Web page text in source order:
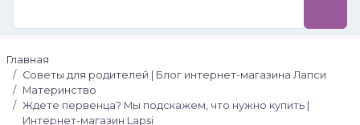
Главная
Советы для родителей | Блог интернет-магазина Лапси
Материнство
Ждете первенца? Мы подскажем, что нужно купить |
Интернет-магазин Lapsi